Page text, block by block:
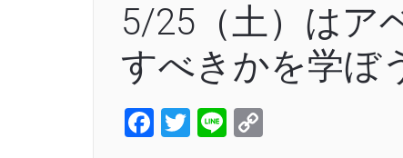
5/25（土）はア
すべきかを学ぼ
Facebook
Twitter
Line